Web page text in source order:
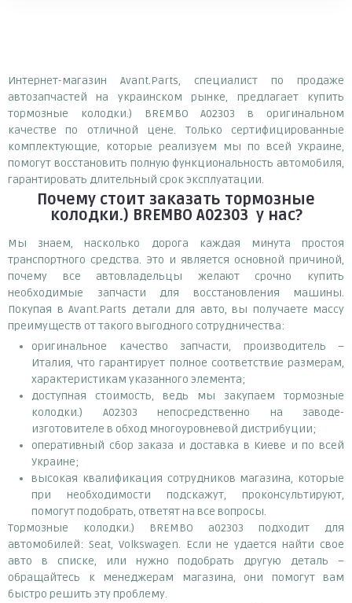
Интернет-магазин Avant.Parts, специалист по продаже
автозапчастей на украинском рынке, предлагает купить
тормозные колодки.) BREMBO A02303 в оригинальном
качестве по отличной цене. Только сертифицированные
комплектующие, которые реализуем мы по всей Украине,
помогут восстановить полную функциональность автомобиля,
гарантировать длительный срок эксплуатации.
Почему стоит заказать тормозные
колодки.) BREMBO A02303 у нас?
Мы знаем, насколько дорога каждая минута простоя
транспортного средства. Это и является основной причиной,
почему все автовладельцы желают срочно купить
необходимые запчасти для восстановления машины.
Покупая в Avant.Parts детали для авто, вы получаете массу
преимуществ от такого выгодного сотрудничества:
оригинальное качество запчасти, производитель –
Италия, что гарантирует полное соответствие размерам,
характеристикам указанного элемента;
доступная стоимость, ведь мы закупаем тормозные
колодки.) A02303 непосредственно на заводе-
изготовителе в обход многоуровневой дистрибуции;
оперативный сбор заказа и доставка в Киеве и по всей
Украине;
высокая квалификация сотрудников магазина, которые
при необходимости подскажут, проконсультируют,
помогут подобрать, ответят на все вопросы.
Тормозные колодки.) BREMBO a02303 подходит для
автомобилей: Seat, Volkswagen. Если не удается найти свое
авто в списке, или нужно подобрать другую деталь –
обращайтесь к менеджерам магазина, они помогут вам
быстро решить эту проблему.